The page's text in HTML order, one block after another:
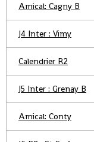
Amical: Cagny B
J4 Inter : Vimy
Calendrier R2
J5 Inter : Grenay B
Amical: Conty